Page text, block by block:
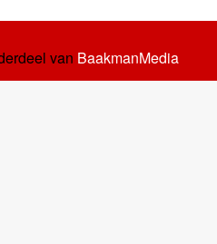
van BaakmanMedia